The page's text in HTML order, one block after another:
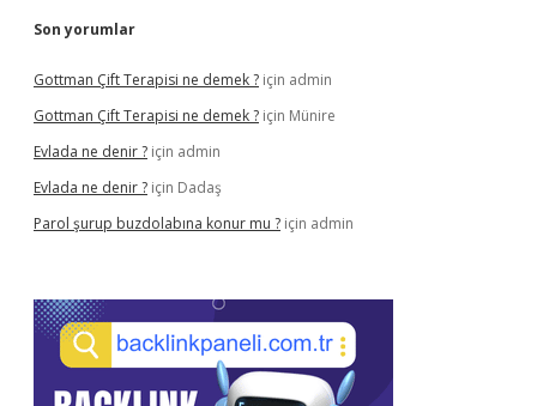
Son yorumlar
Gottman Çift Terapisi ne demek ? için admin
Gottman Çift Terapisi ne demek ? için Münire
Evlada ne denir ? için admin
Evlada ne denir ? için Dadaş
Parol şurup buzdolabına konur mu ? için admin